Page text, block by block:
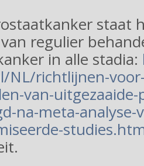
staat
regulier
in alle stadia:
NL/richtlijnen-
van-
na-meta-analyse-